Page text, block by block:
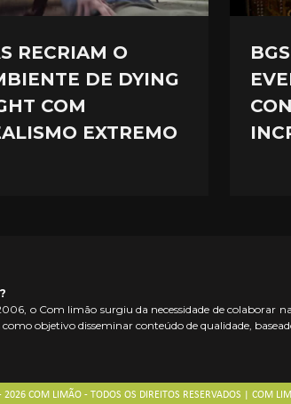
RECRIAM O
DE DYING
COM
EXTREMO
o Com limão surgiu da necessidade de colaborar
objetivo disseminar conteúdo de qualidade,
COM LIMÃO - TODOS OS DIREITOS RESERVADOS | COM